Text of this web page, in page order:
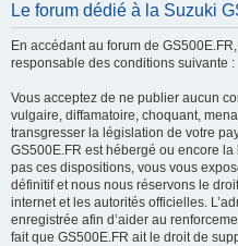
Le forum dédié à la Suzuki
En accédant au forum de
responsable des conditions suivante :
Vous acceptez de ne publier aucun
vulgaire, diffamatoire, choquant,
transgresser la législation de votre
GS500E.FR est hébergé ou encore
pas ces dispositions, vous vous
définitif et nous nous réservons le
internet et les autorités officielles.
enregistrée afin d’aider au
fait que GS500E.FR ait le droit de